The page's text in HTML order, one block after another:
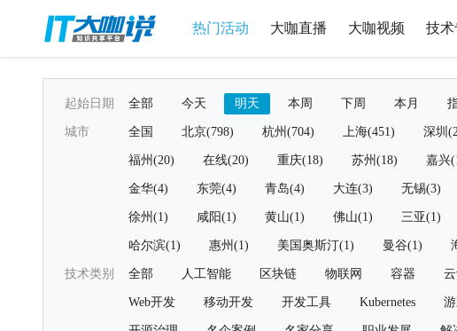
热门活动 大咖直播 大咖视频 技术
起始日期 全部 今天 明天 本周 下周 本月
城市 全国 北京(798) 杭州(704) 上海(451) 深圳
福州(20) 在线(20) 重庆(18) 苏州(18) 嘉兴
金华(4) 东莞(4) 青岛(4) 大连(3) 无锡(3)
徐州(1) 咸阳(1) 黄山(1) 佛山(1) 三亚(1)
哈尔滨(1) 惠州(1) 美国奥斯汀(1) 曼谷(1)
技术类别 全部 人工智能 区块链 物联网 容器
Web开发 移动开发 开发工具 Kubernetes